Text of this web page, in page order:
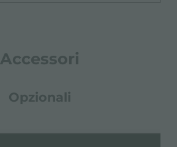
Accessori
Opzionali